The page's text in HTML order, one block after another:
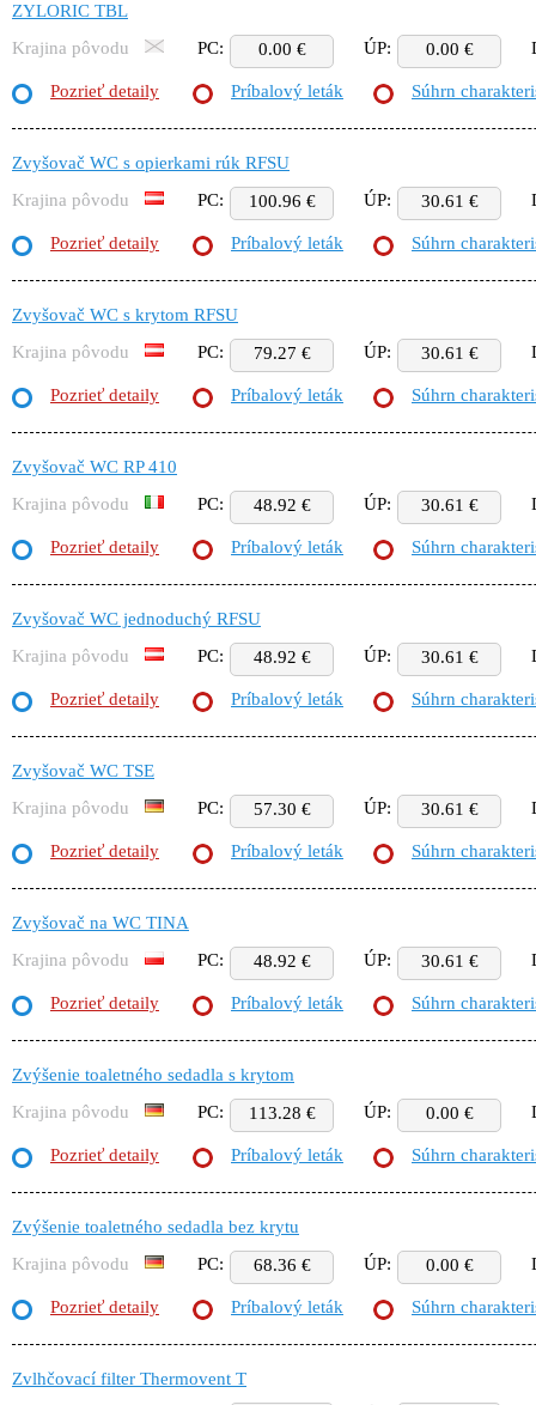
ZYLORIC TBL
Krajina pôvodu
PC: 0.00 € ÚP: 0.00 €
Pozrieť detaily Príbalový leták Súhrn
Zvyšovač WC s opierkami rúk RFSU
Krajina pôvodu
PC: 100.96 € ÚP: 30.61 €
Pozrieť detaily Príbalový leták Súhrn
Zvyšovač WC s krytom RFSU
Krajina pôvodu
PC: 79.27 € ÚP: 30.61 €
Pozrieť detaily Príbalový leták Súhrn
Zvyšovač WC RP 410
Krajina pôvodu
PC: 48.92 € ÚP: 30.61 €
Pozrieť detaily Príbalový leták Súhrn
Zvyšovač WC jednoduchý RFSU
Krajina pôvodu
PC: 48.92 € ÚP: 30.61 €
Pozrieť detaily Príbalový leták Súhrn
Zvyšovač WC TSE
Krajina pôvodu
PC: 57.30 € ÚP: 30.61 €
Pozrieť detaily Príbalový leták Súhrn
Zvyšovač na WC TINA
Krajina pôvodu
PC: 48.92 € ÚP: 30.61 €
Pozrieť detaily Príbalový leták Súhrn
Zvýšenie toaletného sedadla s krytom
Krajina pôvodu
PC: 113.28 € ÚP: 0.00 €
Pozrieť detaily Príbalový leták Súhrn
Zvýšenie toaletného sedadla bez krytu
Krajina pôvodu
PC: 68.36 € ÚP: 0.00 €
Pozrieť detaily Príbalový leták Súhrn
Zvlhčovací filter Thermovent T